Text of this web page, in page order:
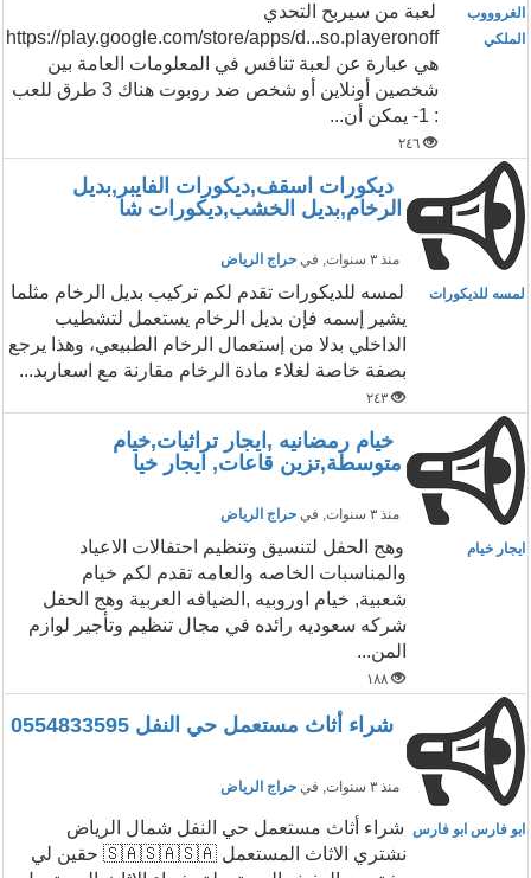
الغروووب
الملكي
لعبة من سيربح التحدي
https://play.google.com/store/apps/d...so.playeronoff
هي عبارة عن لعبة تنافس في المعلومات العامة بين
شخصين أونلاين أو شخص ضد روبوت هناك 3 طرق للعب
: 1- يمكن أن...
٢٤٦
ديكورات اسقف,ديكورات الفايبر,بديل
الرخام,بديل الخشب,ديكورات شا
منذ ٣ سنوات , في حراج الرياض
لمسه للديكورات
لمسه للديكورات تقدم لكم تركيب بديل الرخام مثلما
يشير إسمه فإن بديل الرخام يستعمل لتشطيب
الداخلي بدلا من إستعمال الرخام الطبيعي، وهذا يرجع
بصفة خاصة لغلاء مادة الرخام مقارنة مع اسعاربد...
٢٤٣
خيام رمضانيه ,ايجار تراثيات,خيام
متوسطة,تزين قاعات, ايجار خيا
منذ ٣ سنوات , في حراج الرياض
ايجار خيام
وهج الحفل لتنسيق وتنظيم احتفالات الاعياد
والمناسبات الخاصه والعامه تقدم لكم خيام
شعبية, خيام اوروبيه ,الضيافه العربية وهج الحفل
شركه سعوديه رائده في مجال تنظيم وتأجير لوازم
المن...
١٨٨
شراء أثاث مستعمل حي النفل 0554833595
منذ ٣ سنوات , في حراج الرياض
ابو فارس ابو فارس شراء أثاث مستعمل حي النفل شمال الرياض
نشتري الاثاث المستعمل 🇸🇦🇸🇦🇸🇦 حقين لي